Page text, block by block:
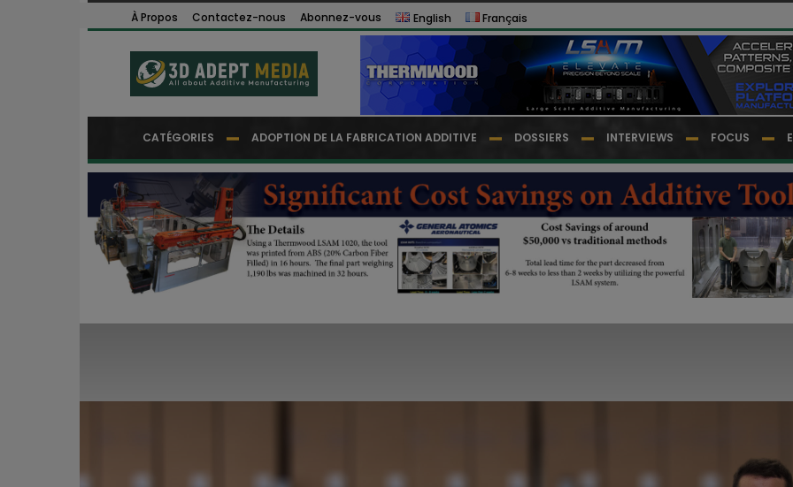
À Propos Contactez-nous Abonnez-vous English Français
CATÉGORIES ADOPTION DE LA FABRICATION ADDITIVE DOSSIERS INTERVIEWS FOCUS